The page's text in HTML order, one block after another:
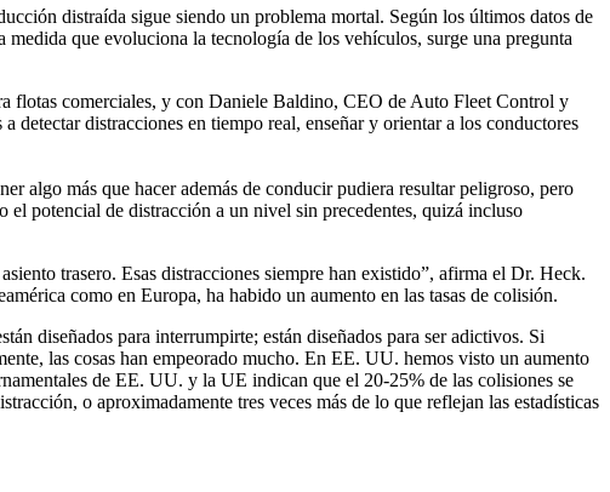
distraída sigue siendo un problema mortal. Según los últimos datos de
que evoluciona la tecnología de los vehículos, surge una pregunta
flotas comerciales, y con Daniele Baldino, CEO de Auto Fleet Control y
detectar distracciones en tiempo real, enseñar y orientar a los conductores
algo más que hacer además de conducir pudiera resultar peligroso, pero
el potencial de distracción a un nivel sin precedentes, quizá incluso
trasero. Esas distracciones siempre han existido”, afirma el Dr. Heck.
como en Europa, ha habido un aumento en las tasas de colisión.
diseñados para interrumpirte; están diseñados para ser adictivos. Si
las cosas han empeorado mucho. En EE. UU. hemos visto un aumento
de EE. UU. y la UE indican que el 20-25% de las colisiones se
o aproximadamente tres veces más de lo que reflejan las estadísticas